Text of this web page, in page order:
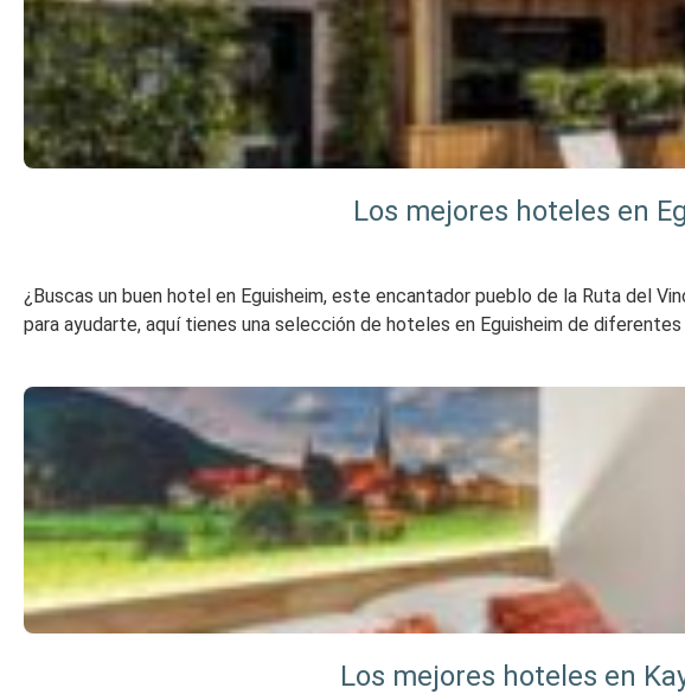
Los mejores hoteles en
¿Buscas un buen hotel en Eguisheim, este encantador pueblo de la Ruta del
para ayudarte, aquí tienes una selección de hoteles en Eguisheim de
Los mejores hoteles en